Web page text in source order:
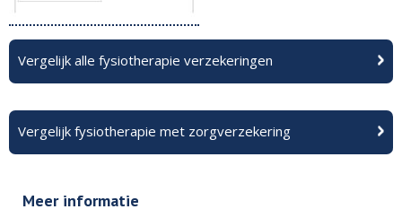
Vergelijk alle fysiotherapie verzekeringen
Vergelijk fysiotherapie met zorgverzekering
Meer informatie